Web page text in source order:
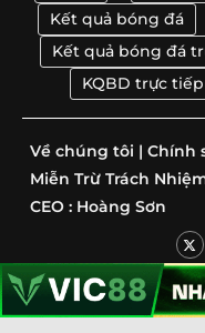
➤
Những HLV Đáng
Bàn
HLV Park Hang
Tịch
➤ Các Cặp Anh Em
Ruột
➤
Neymar Nhận Áo
Thức
Kết quả bóng đá
Kết quả bóng đá
KQBD trực tiếp
Về chúng tôi | Chính
Miễn Trừ Trách
CEO : Hoàng Sơn